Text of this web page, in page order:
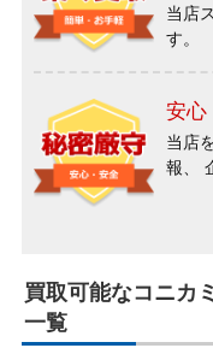
当店
す。
安心
当店
報、
買取可能なコニカ
一覧